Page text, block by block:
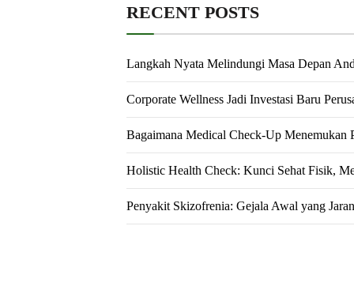
RECENT POSTS
Langkah Nyata Melindungi Masa Depan
Corporate Wellness Jadi Investasi Baru
Bagaimana Medical Check-Up Menemukan
Holistic Health Check: Kunci Sehat Fisik,
Penyakit Skizofrenia: Gejala Awal yang